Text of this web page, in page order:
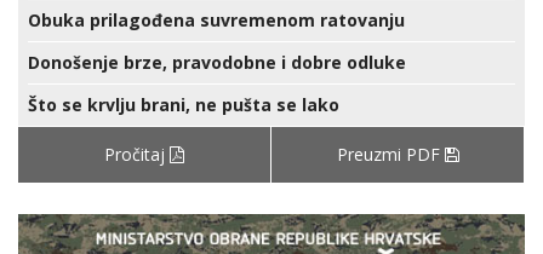
Obuka prilagođena suvremenom ratovanju
Donošenje brze, pravodobne i dobre odluke
Što se krvlju brani, ne pušta se lako
Pročitaj Preuzmi PDF